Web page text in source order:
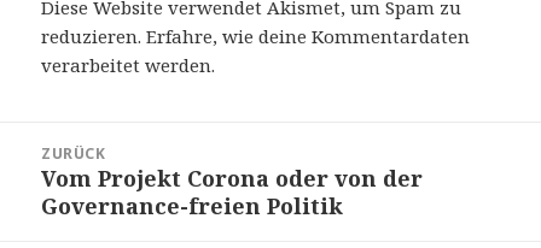
Diese Website verwendet Akismet, um Spam zu
reduzieren.Erfahre, wie deine Kommentardaten
verarbeitet werden.
ZURÜCK
Vorheriger
Beitrag:
Vom Projekt Corona oder von der
Governance-freien Politik